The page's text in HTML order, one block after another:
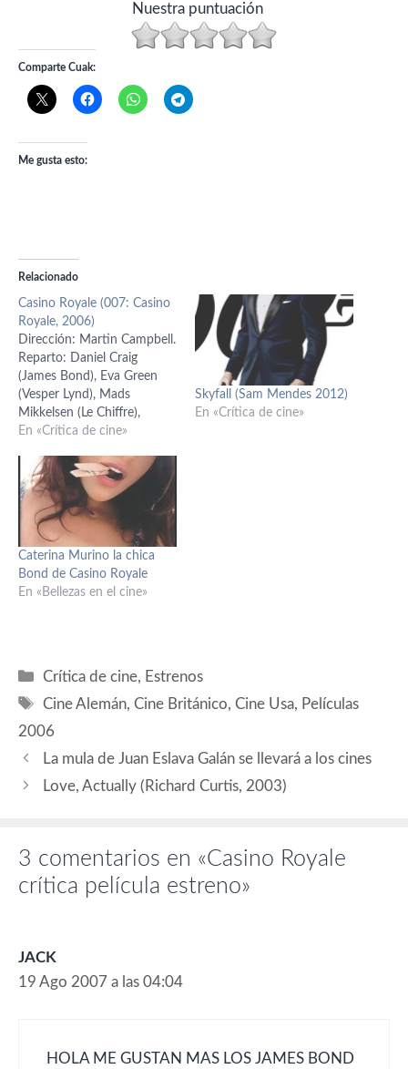
Nuestra puntuación
Comparte Cuak:
Me gusta esto:
Relacionado
Casino Royale (007: Casino
Royale, 2006)
Dirección: Martin Campbell.
Reparto: Daniel Craig
(James Bond), Eva Green
(Vesper Lynd), Mads
Mikkelsen (Le Chiffre),
Jeffrey Wright (Felix Leiter),
Giannini (Mathis), Caterina
Murino (Solange), Simon
Abkarian (Dimitrios), Jesper
Christensen (Sr. White),
Ivana Milicevic (Valenka),
Tobias Menzies (Villiers),
Sébastien Foucan (Mollaka),
Isaach De Bankole
En «Crítica de cine»
Skyfall (Sam Mendes 2012)
En «Crítica de cine»
Caterina Murino la chica
Bond de Casino Royale
En «Bellezas en el cine»
Categorías
Crítica de cine, Estrenos
Etiquetas
Cine Alemán,Cine Británico,Cine Usa, Películas
2006
La mula de Juan Eslava Galán se llevará a los cines
Love, Actually (Richard Curtis, 2003)
3 comentarios en «Casino Royale
crítica película estreno»
JACK
19 Ago 2007 a las 04:04
HOLA ME GUSTAN MAS LOS JAMES BOND